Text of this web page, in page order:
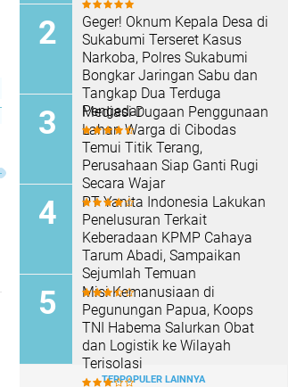
Geger! Oknum Kepala Desa di
Sukabumi Terseret Kasus
Narkoba, Polres Sukabumi
Bongkar Jaringan Sabu dan
Tangkap Dua Terduga
Pengedar
Mediasi Dugaan Penggunaan
Lahan Warga di Cibodas
Temui Titik Terang,
Perusahaan Siap Ganti Rugi
Secara Wajar
PT Yanita Indonesia Lakukan
Penelusuran Terkait
Keberadaan KPMP Cahaya
Tarum Abadi, Sampaikan
Sejumlah Temuan
Misi Kemanusiaan di
Pegunungan Papua, Koops
TNI Habema Salurkan Obat
dan Logistik ke Wilayah
Terisolasi
TERPOPULER LAINNYA